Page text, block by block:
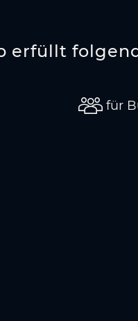
erfüllt
für